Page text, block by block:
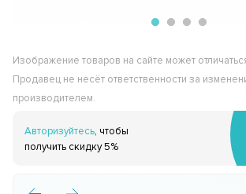
Изображение товаров на сайте может
Продавец не несёт ответственности за
производителем.
Авторизуйтесь, чтобы
получить скидку 5%